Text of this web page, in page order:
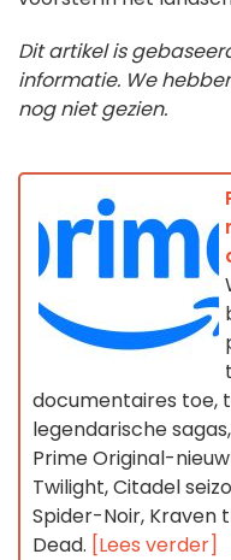
Dit artikel is
informatie. We
nog niet gezien.
documentaires toe,
legendarische
Prime Original-
Twilight, Citadel
Spider-Noir, Kraven
Dead. [Lees verder]